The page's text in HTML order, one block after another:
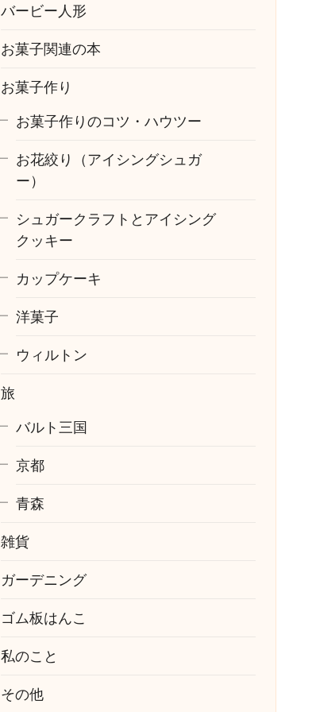
バービー人形
お菓子関連の本
お菓子作り
お菓子作りのコツ・ハウツー
お花絞り（アイシングシュガ
ー）
シュガークラフトとアイシング
クッキー
カップケーキ
洋菓子
ウィルトン
旅
バルト三国
京都
青森
雑貨
ガーデニング
ゴム板はんこ
私のこと
その他